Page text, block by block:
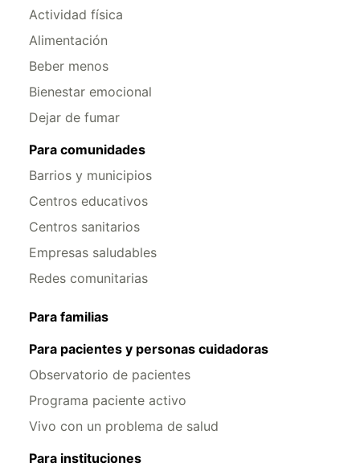
Actividad física
Alimentación
Beber menos
Bienestar emocional
Dejar de fumar
Para comunidades
Barrios y municipios
Centros educativos
Centros sanitarios
Empresas saludables
Redes comunitarias
Para familias
Para pacientes y personas cuidadoras
Observatorio de pacientes
Programa paciente activo
Vivo con un problema de salud
Para instituciones